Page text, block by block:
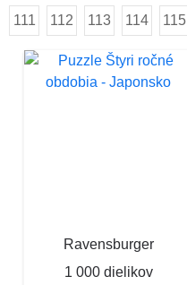
111 112 113 114 115
Ravensburger
1 000 dielikov